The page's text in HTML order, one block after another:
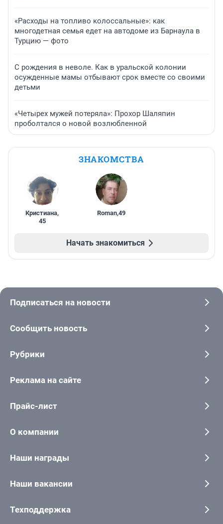
«Расходы на топливо колоссальные»: как
многодетная семья едет на автодоме из Барнаула в
Турцию — фото
С рождения в неволе. Как в уральской колонии
осужденные мамы отбывают срок вместе со своими
детьми
«Четырех мужей потеряла»: Прохор Шаляпин
проболтался о новой возлюбленной
ЗНАКОМСТВА
Кристиана,
45
Roman,49
Начать знакомиться
Подписаться на новости
Сообщить новость
Рубрики
Реклама на сайте
Прайс-лист
О компании
Наши награды
Наши вакансии
Техподдержка